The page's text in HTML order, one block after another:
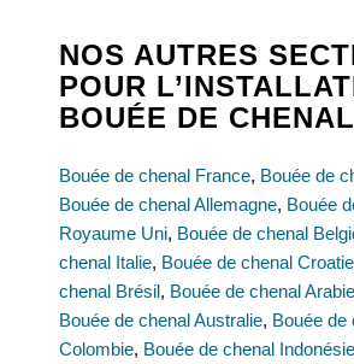
NOS AUTRES
POUR
BOUÉE DE CHENAL
Bouée de chenal France, Bouée de
Bouée de chenal Allemagne, Bouée
Royaume Uni, Bouée de chenal
chenal Italie, Bouée de chenal Croatie
chenal Brésil, Bouée de chenal
Bouée de chenal Australie, Bouée de
Colombie, Bouée de chenal Indonésie